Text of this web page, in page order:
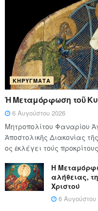
ΚΗΡΎΓΜΑΤΑ
Ἡ Μεταμόρφωση τοῦ
6 Αυγούστου 2026
Μητροπολίτου Φαναρίου
Ἀποστολικῆς Διακονίας
ος ἐκλέγει τούς
Η
αλήθειας,
Χριστού
6 Αυγούστου